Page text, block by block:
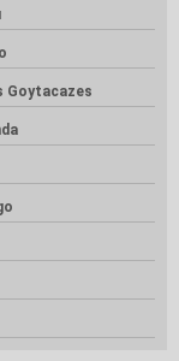
Goytacazes